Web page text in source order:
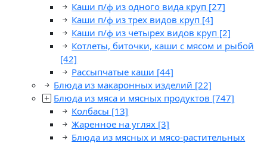
Каши п/ф из одного вида круп [27]
Каши п/ф из трех видов круп [4]
Каши п/ф из четырех видов круп [2]
Котлеты, биточки, каши с мясом и рыбой
[42]
Рассыпчатые каши [44]
Блюда из макаронных изделий [22]
Блюда из мяса и мясных продуктов [747]
Колбасы [13]
Жаренное на углях [3]
Блюда из мясных и мясо-растительных